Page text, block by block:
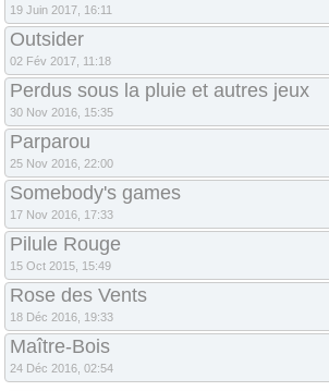
19 Juin 2017, 16:11
Outsider
02 Fév 2017, 11:18
Perdus sous la pluie et autres jeux
30 Nov 2016, 15:35
Parparou
25 Nov 2016, 22:00
Somebody's games
17 Nov 2016, 17:33
Pilule Rouge
15 Oct 2015, 15:49
Rose des Vents
18 Déc 2016, 19:33
Maître-Bois
24 Déc 2016, 02:54